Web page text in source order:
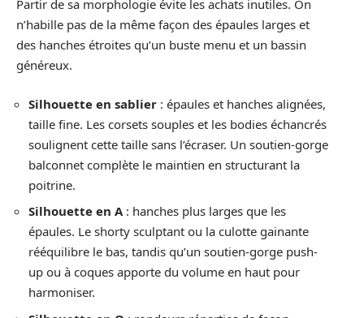
Partir de sa morphologie évite les achats inutiles. On
n’habille pas de la même façon des épaules larges et
des hanches étroites qu’un buste menu et un bassin
généreux.
Silhouette en sablier : épaules et hanches alignées,
taille fine. Les corsets souples et les bodies échancrés
soulignent cette taille sans l’écraser. Un soutien-gorge
balconnet complète le maintien en structurant la
poitrine.
Silhouette en A: hanches plus larges que les
épaules. Le shorty sculptant ou la culotte gainante
rééquilibre le bas, tandis qu’un soutien-gorge push-
up ou à coques apporte du volume en haut pour
harmoniser.